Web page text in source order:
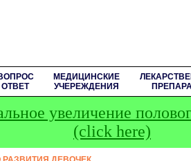
ОТВЕТ
МЕДИЦИНСКИЕ
УЧЕРЕЖДЕНИЯ
увеличение
(click here)